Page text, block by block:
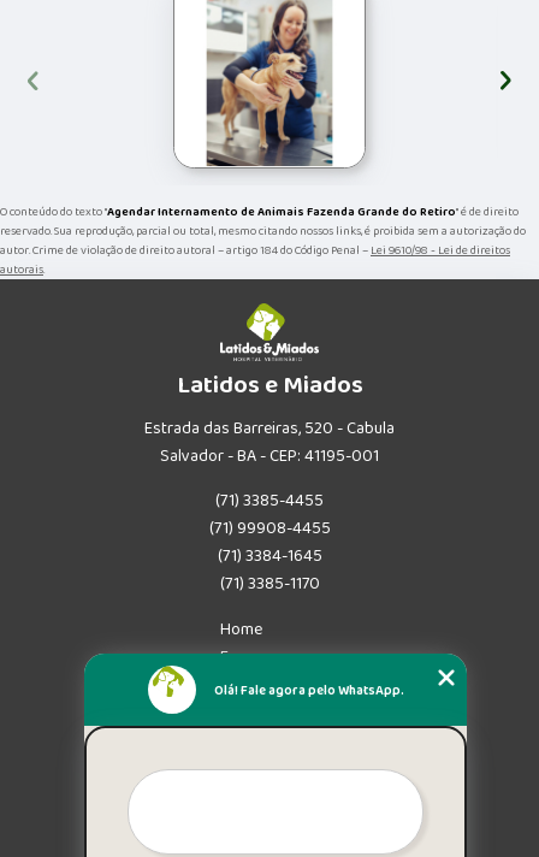
‹ ›
O conteúdo do texto "Agendar Internamento de Animais Fazenda Grande do Retiro" é de direito
reservado. Sua reprodução, parcial ou total, mesmo citando nossos links, é proibida sem a autorização do
autor. Crime de violação de direito autoral – artigo 184 do Código Penal –Lei 9610/98 - Lei de direitos
autorais.
Latidos e Miados
Estrada das Barreiras, 520 - Cabula
Salvador - BA - CEP: 41195-001
(71) 3385-4455
(71) 99908-4455
(71) 3384-1645
(71) 3385-1170
Home
Empresa
Missão
Mapa do site
Olá! Fale agora pelo WhatsApp.